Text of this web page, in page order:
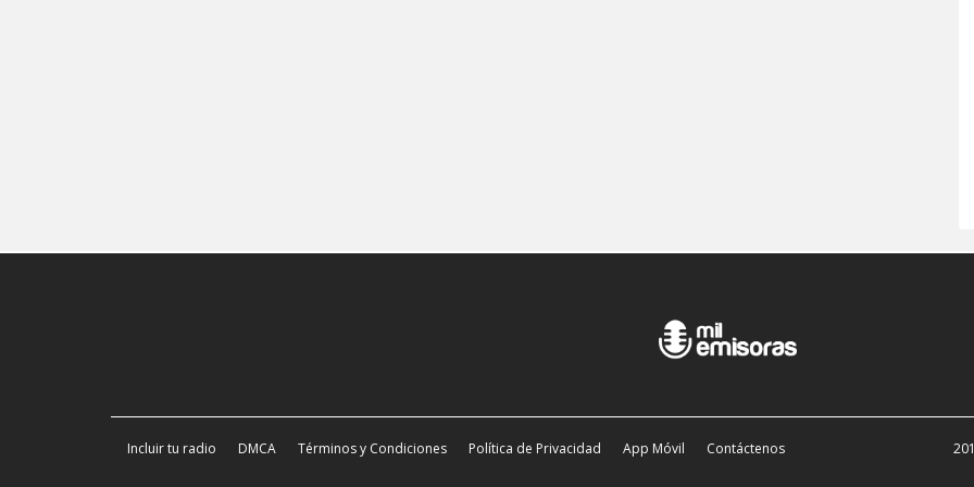
Incluir tu radio DMCA Términos y Condiciones Política de Privacidad App Móvil Contáctenos